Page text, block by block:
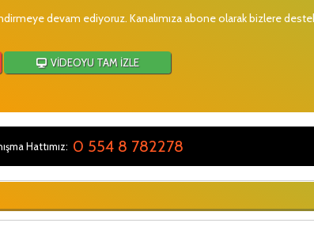
devam ediyoruz. Kanalımıza abone olarak bizlere
VİDEOYU TAM İZLE
Hattımız: 0 554 8 782278